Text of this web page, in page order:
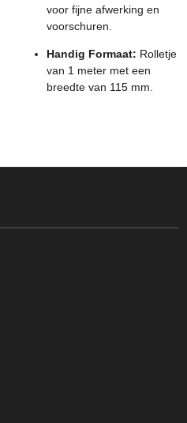
voor fijne afwerking en
voorschuren.
Handig Formaat: Rolletje
van 1 meter met een
breedte van 115 mm.